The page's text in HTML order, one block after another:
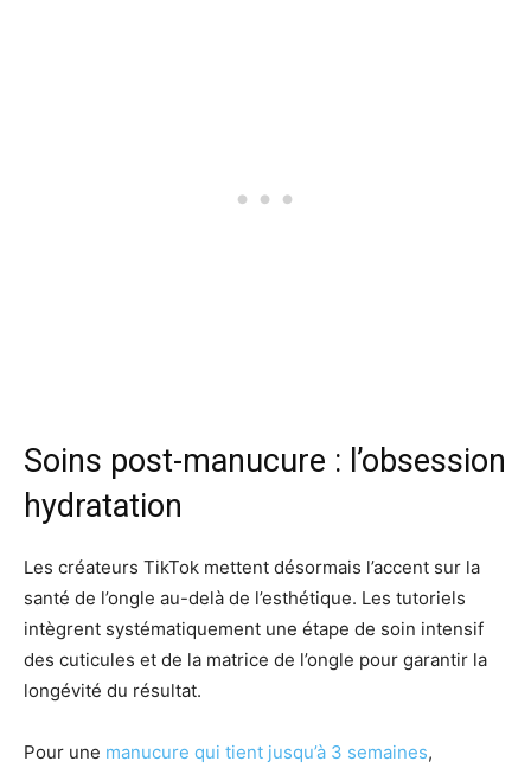
Soins post-manucure : l’obsession
hydratation
Les créateurs TikTok mettent désormais l’accent sur la
santé de l’ongle au-delà de l’esthétique. Les tutoriels
intègrent systématiquement une étape de soin intensif
des cuticules et de la matrice de l’ongle pour garantir la
longévité du résultat.
Pour une manucure qui tient jusqu’à 3 semaines,